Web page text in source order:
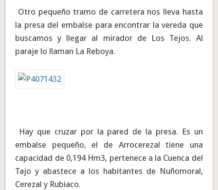
Otro pequeño tramo de carretera nos lleva hasta
la presa del embalse para encontrar la vereda que
buscamos y llegar al mirador de Los Tejos. Al
paraje lo llaman La Reboya.
Hay que cruzar por la pared de la presa. Es un
embalse pequeño, el de Arrocerezal tiene una
capacidad de 0,194 Hm3, pertenece a la Cuenca del
Tajo y abastece a los habitantes de Nuñomoral,
Cerezal y Rubiaco.